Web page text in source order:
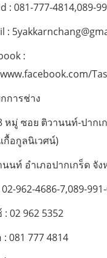
: 081-777-4814,089-
:
:
การช่าง
หมู่ ซอย ติวานนท์-ปากเ
กื้อกูลนิเวศน์)
นท์ อำเภอปากเกร็ด จั
962-4686-7,089-
02 962 5352
081 777 4814